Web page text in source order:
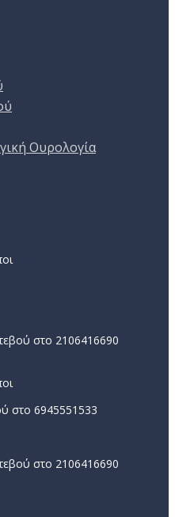
Ουρολογία
στο 2106416690
στο 6945551533
στο 2106416690